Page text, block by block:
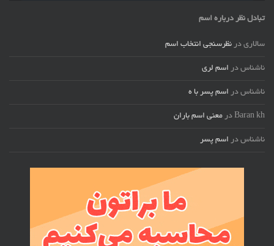
تبادل نظر درباره اسم
سالاری در نظرسنجی انتخاب اسم
ناشناس در اسم لری
ناشناس در اسم پسر با ه
Baran kh در معنی اسم باران
ناشناس در اسم پسر